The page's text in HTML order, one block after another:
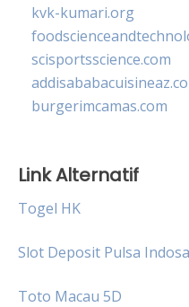
kvk-kumari.org
scisportsscience.com
burgerimcamas.com
Link Alternatif
Togel HK
Slot Deposit Pulsa
Toto Macau 5D